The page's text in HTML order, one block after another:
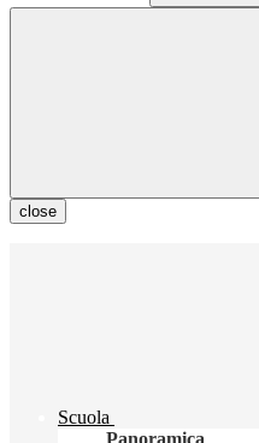
close
Scuola